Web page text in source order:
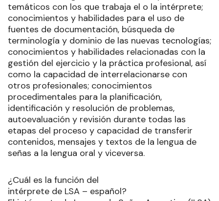
temáticos con los que trabaja el o la intérprete;
conocimientos y habilidades para el uso de
fuentes de documentación, búsqueda de
terminología y dominio de las nuevas tecnologías;
conocimientos y habilidades relacionadas con la
gestión del ejercicio y la práctica profesional, así
como la capacidad de interrelacionarse con
otros profesionales; conocimientos
procedimentales para la planificación,
identificación y resolución de problemas,
autoevaluación y revisión durante todas las
etapas del proceso y capacidad de transferir
contenidos, mensajes y textos de la lengua de
señas a la lengua oral y viceversa.
¿Cuál es la función del
intérprete de LSA – español?